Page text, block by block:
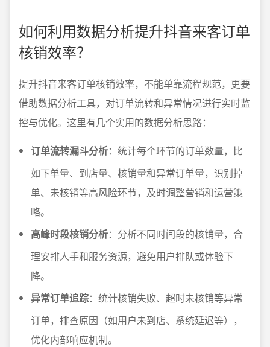
如何利用数据分析提升抖音来客订单
核销效率？
提升抖音来客订单核销效率，不能单靠流程规范，更要
借助数据分析工具，对订单流转和异常情况进行实时监
控与优化。这里有几个实用的数据分析思路：
订单流转漏斗分析：统计每个环节的订单数量，比
如下单量、到店量、核销量和异常订单量，识别掉
单、未核销等高风险环节，及时调整营销和运营策
略。
高峰时段核销分析：分析不同时间段的核销量，合
理安排人手和服务资源，避免用户排队或体验下
降。
异常订单追踪：统计核销失败、超时未核销等异常
订单，排查原因（如用户未到店、系统延迟等），
优化内部响应机制。